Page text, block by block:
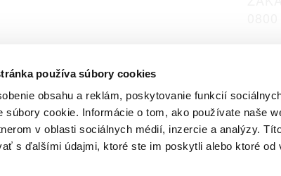
používa súbory cookies
obsahu a reklám, poskytovanie funkcií
súbory cookie. Informácie o tom, ako používate naše
v oblasti sociálnych médií, inzercie a analýzy.
s ďalšími údajmi, ktoré ste im poskytli alebo ktoré